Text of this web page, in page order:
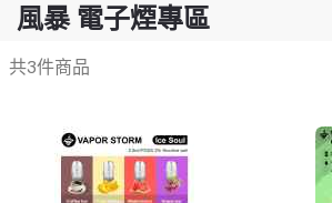
風暴 電子煙專區
共3件商品